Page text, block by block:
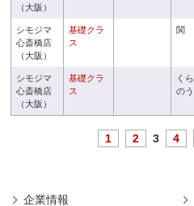
（大阪）
シモジマ
心斎橋店
（大阪）
基礎クラ
ス
関
シモジマ
心斎橋店
（大阪）
基礎クラ
ス
くら
のう
1 2 3 4
企業情報